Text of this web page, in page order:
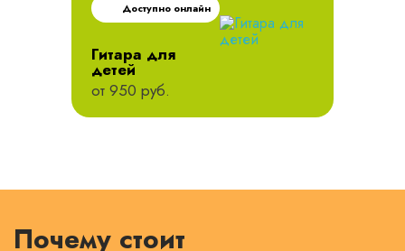
Доступно онлайн
Гитара для
детей
от 950 руб.
Почему стоит